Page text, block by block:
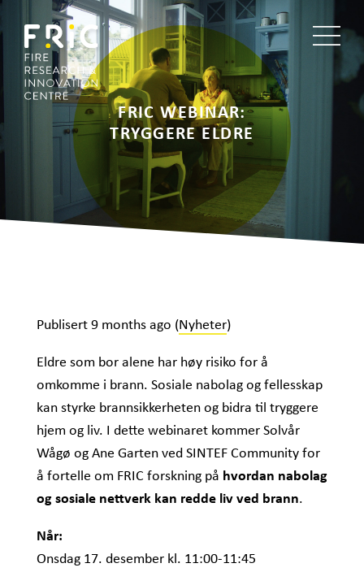
FRIC WEBINAR:
TRYGGERE ELDRE
Publisert9 months ago (Nyheter)
Eldre som bor alene har høy risiko for å
omkomme i brann. Sosiale nabolag og fellesskap
kan styrke brannsikkerheten og bidra til tryggere
hjem og liv. I dette webinaret kommer Solvår
Wågø og Ane Garten ved SINTEF Community for
å fortelle om FRIC forskning på hvordan nabolag
og sosiale nettverk kan redde liv ved brann.
Når:
Onsdag 17. desember kl. 11:00-11:45